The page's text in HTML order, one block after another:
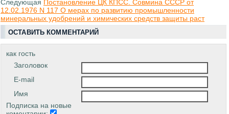
Следующая Постановление ЦК КПСС. Совмина СССР от
12.02.1976 N 117 О мерах по развитию промышленности
минеральных удобрений и химических средств защиты раст
ОСТАВИТЬ КОММЕНТАРИЙ
как гость
Заголовок
E-mail
Имя
Подписка на новые